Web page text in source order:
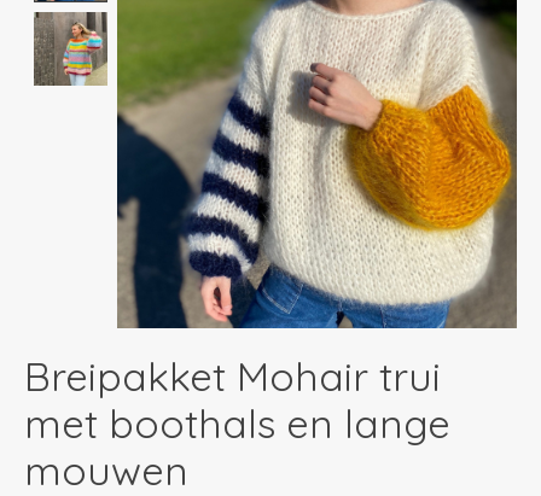
Breipakket Mohair trui
met boothals en lange
mouwen